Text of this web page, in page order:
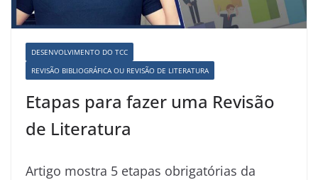
DESENVOLVIMENTO DO TCC
REVISÃO BIBLIOGRÁFICA OU REVISÃO DE LITERATURA
Etapas para fazer uma Revisão
de Literatura
Artigo mostra 5 etapas obrigatórias da